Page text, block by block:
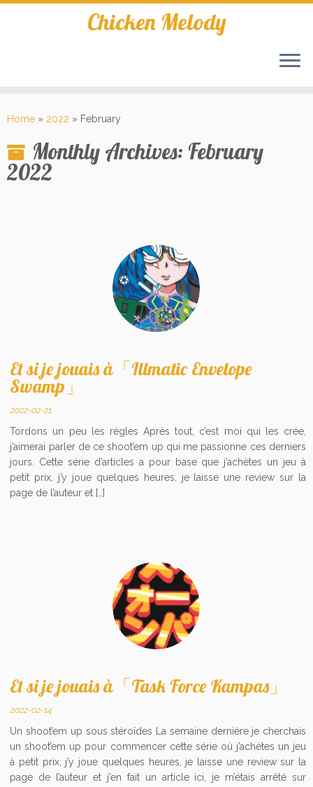
Skip
Chicken Melody
Home » 2022 » February
Monthly Archives: February
2022
Et si je jouais à「Illmatic Envelope
Swamp」
2022-02-21
Tordons un peu les règles Après tout, c’est moi qui les crée,
j’aimerai parler de ce shoot’em up qui me passionne ces derniers
jours. Cette série d’articles a pour base que j’achètes un jeu à
petit prix, j’y joue quelques heures, je laisse une review sur la
page de l’auteur et […]
Et si je jouais à「Task Force Kampas」
2022-02-14
Un shoot’em up sous stéroïdes La semaine dernière je cherchais
un shoot’em up pour commencer cette série où j’achètes un jeu
à petit prix, j’y joue quelques heures, je laisse une review sur la
page de l’auteur et j’en fait un article ici, je m’étais arrêté sur